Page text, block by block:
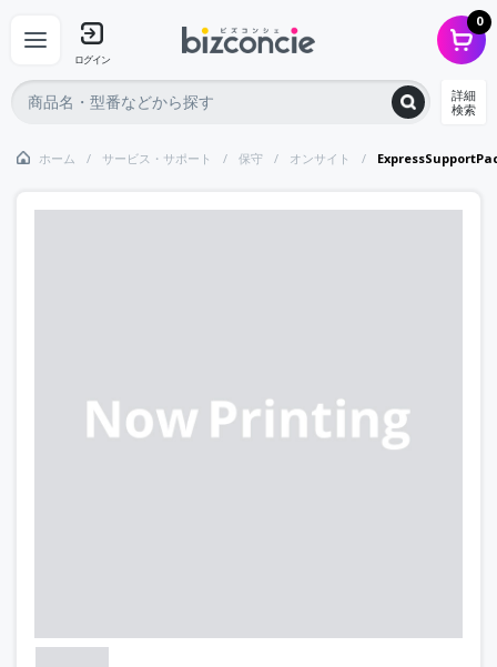
ログイン
0
詳細
検索
ホーム サービス・サポート 保守 オンサイト